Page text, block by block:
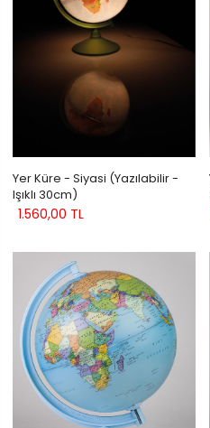
Yer Küre - Siyasi (Yazılabilir -
Işıklı 30cm)
1.560,00 TL